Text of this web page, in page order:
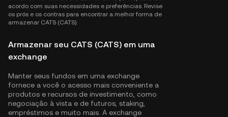
acordo com suas necessidades e preferências. Revise
os prós e os contras para encontrar a melhor forma de
armazenar CATS (CATS).
Armazenar seu CATS (CATS) em uma
exchange
Manter seus fundos em uma exchange
fornece a você o acesso mais conveniente a
produtos e recursos de investimento, como
negociação à vista e de futuros, staking,
empréstimos e muito mais. A exchange